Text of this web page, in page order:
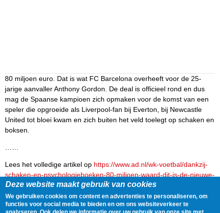
80 miljoen euro. Dat is wat FC Barcelona overheeft voor de 25-
jarige aanvaller Anthony Gordon. De deal is officieel rond en dus
mag de Spaanse kampioen zich opmaken voor de komst van een
speler die opgroeide als Liverpool-fan bij Everton, bij Newcastle
United tot bloei kwam en zich buiten het veld toelegt op schaken en
boksen.
Lees het volledige artikel op https://www.ad.nl/wk-voetbal/dankzij-
schaken-en-psychologieboeken-80-miljoen-waard-dit-is-de-nieuwe-
topaankoop-van-barca~a9eda2b6/
Delen Tweet 29 May, 2026 - 18:00
Deze website maakt gebruik van cookies
We gebruiken cookies om content en advertenties te personaliseren, om
functies voor social media te bieden en om ons websiteverkeer te